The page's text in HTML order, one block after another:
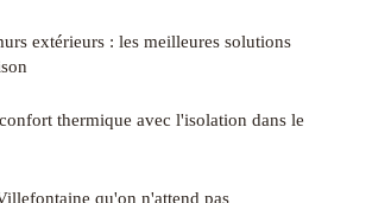
extérieurs : les meilleures solutions
thermique avec l'isolation dans le
qu'on n'attend pas